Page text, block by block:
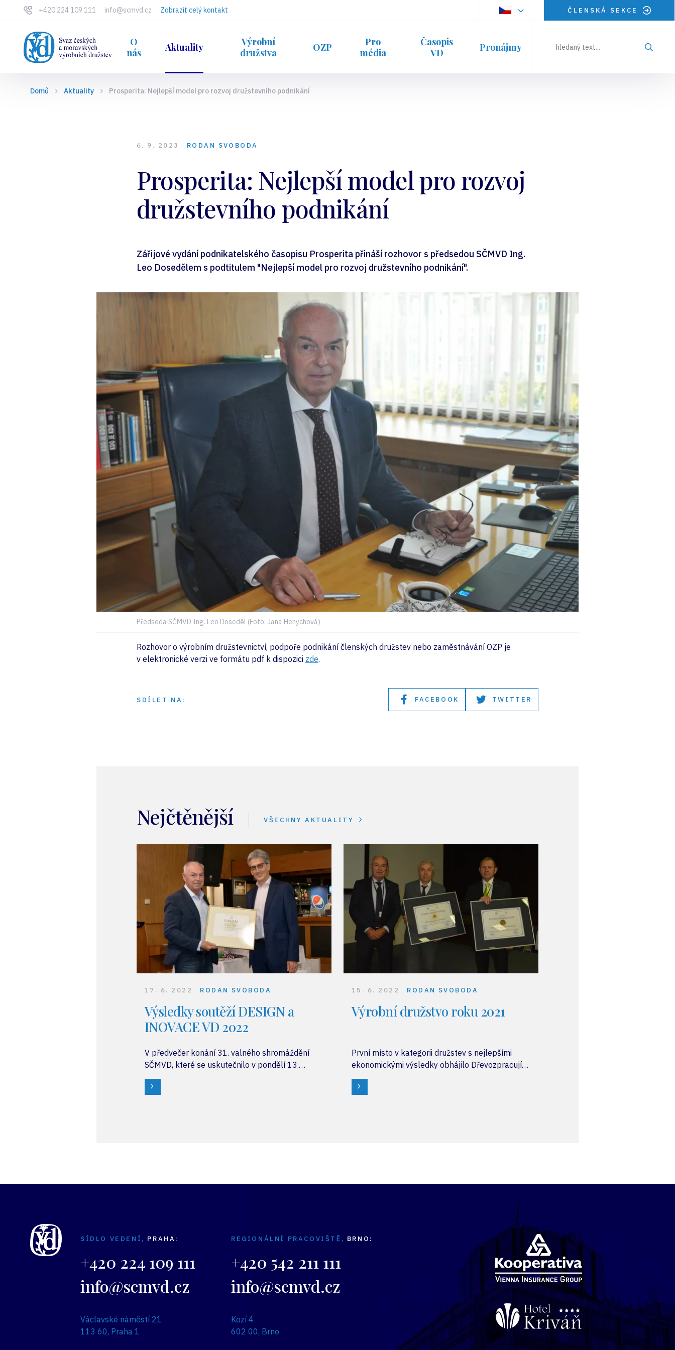
+420 224 109 111 info@scmvd.cz Zobrazit celý kontakt ČLENSKÁ SEKCE
O
nás
Aktuality
Výrobní
družstva
OZP
Pro
média
Časopis
VD
Pronájmy
Domů Aktuality Prosperita: Nejlepší model pro rozvoj družstevního podnikání
6. 9. 2023 RODAN SVOBODA
Prosperita: Nejlepší model pro rozvoj
družstevního podnikání
Zářijové vydání podnikatelského časopisu Prosperita přináší rozhovor s předsedou SČMVD Ing.
Leo Dosedělem s podtitulem "Nejlepší model pro rozvoj družstevního podnikání".
Předseda SČMVD Ing. Leo Doseděl (Foto: Jana Henychová)
Rozhovor o výrobním družstevnictví, podpoře podnikání členských družstev nebo zaměstnávání OZP je
v elektronické verzi ve formátu pdf k dispozici zde.
SDÍLET NA: FACEBOOK TWITTER
Nejčtěnější VŠECHNY AKTUALITY
17. 6. 2022 RODAN SVOBODA
Výsledky soutěží DESIGN a
INOVACE VD 2022
V předvečer konání 31. valného shromáždění
SČMVD, které se uskutečnilo v pondělí 13.
června v Nymburku, byly slavnostně vyhlášeny
výsledky 20. ročníku soutěže DESIGN VD a 13.
15. 6. 2022 RODAN SVOBODA
Výrobní družstvo roku 2021
První místo v kategorii družstev s nejlepšími
ekonomickými výsledky obhájilo Dřevozpracující
družstvo Lukavec a vítěz se neměnil ani
v kategorii družstev zaměstnávajících osoby se
SÍDLO VEDENÍ, PRAHA:
+420 224 109 111
info@scmvd.cz
Václavské náměstí 21
113 60, Praha 1
REGIONÁLNÍ PRACOVIŠTĚ, BRNO:
+420 542 211 111
info@scmvd.cz
Kozí 4
602 00, Brno